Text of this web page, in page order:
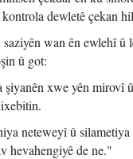
dewletê çekan
wan ên ewlehî û
û got:
xwe yên mirovî
neteweyî û
hevahengiyê de ne."